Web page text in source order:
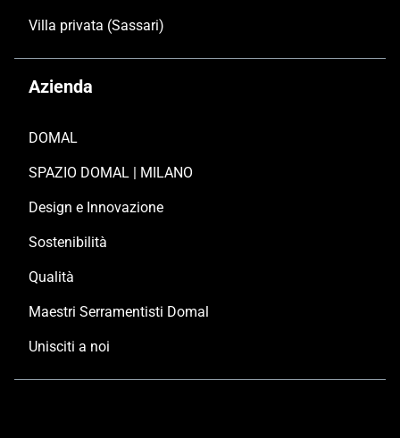
Villa privata (Sassari)
Azienda
DOMAL
SPAZIO DOMAL | MILANO
Design e Innovazione
Sostenibilità
Qualità
Maestri Serramentisti Domal
Unisciti a noi